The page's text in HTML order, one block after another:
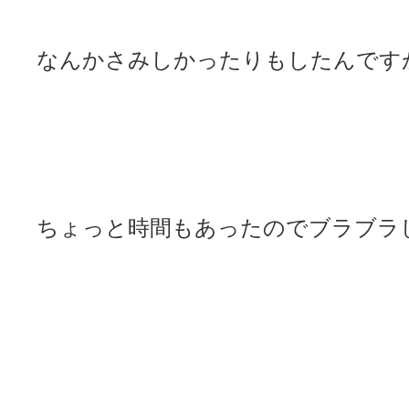
なんかさみしかったりもしたんです
ちょっと時間もあったのでブラブラ